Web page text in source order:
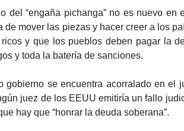
del “engaña pichanga” no es nuevo
de mover las piezas y hacer creer a los
y que los pueblos deben pagar la
y toda la batería de sanciones.
gobierno se encuentra acorralado en el
juez de los EEUU emitiría un fallo
hay que “honrar la deuda soberana”.